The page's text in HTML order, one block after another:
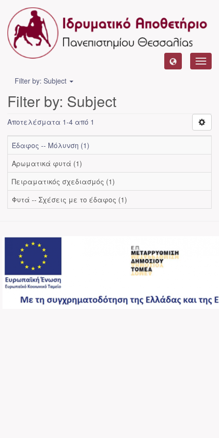
Filter by: Subject
Filter by: Subject
Αποτελέσματα 1-4 από 1
Έδαφος -- Μόλυνση (1)
Αρωματικά φυτά (1)
Πειραματικός σχεδιασμός (1)
Φυτά -- Σχέσεις με το έδαφος (1)